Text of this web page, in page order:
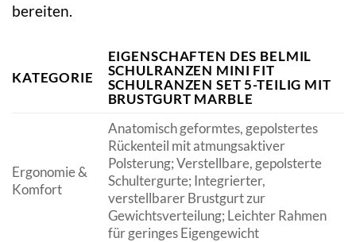
bereiten.
KATEGORIE
EIGENSCHAFTEN DES BELMIL
SCHULRANZEN MINI FIT
SCHULRANZEN SET 5-TEILIG MIT
BRUSTGURT MARBLE
Ergonomie &
Komfort
Anatomisch geformtes, gepolstertes
Rückenteil mit atmungsaktiver
Polsterung; Verstellbare, gepolsterte
Schultergurte; Integrierter,
verstellbarer Brustgurt zur
Gewichtsverteilung; Leichter Rahmen
für geringes Eigengewicht